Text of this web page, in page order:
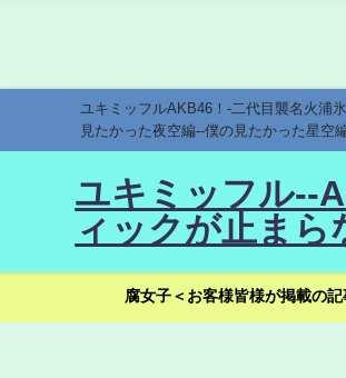
ユキミッフルAKB46！-二代目襲名火浦
見たかった夜空編--僕の見たかった星空
ユキミッフル--
ィックが止まら
腐女子＜お客様皆様が掲載の